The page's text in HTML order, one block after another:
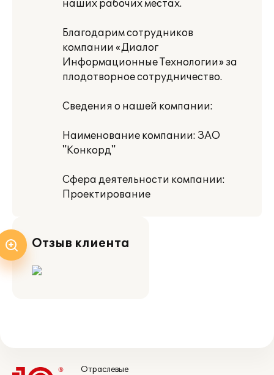
наших рабочих местах.
Благодарим сотрудников
компании «Диалог
Информационные Технологии» за
плодотворное сотрудничество.
Сведения о нашей компании:
Наименование компании: ЗАО
"Конкорд"
Сфера деятельности компании:
Проектирование
Отзыв клиента
Отраслевые